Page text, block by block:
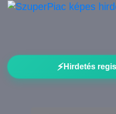
⚡Hirdetés